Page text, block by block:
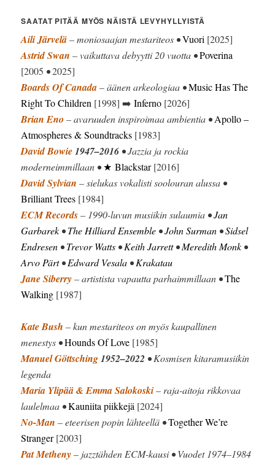
SAATAT PITÄÄ MYÖS NÄISTÄ LEVYHYLLYISTÄ
Aili Järvelä– moniosaajan mestariteos •Vuori [2025]
Astrid Swan – vaikuttava debyytti 20 vuotta •Poverina
[2005 •2025]
Boards Of Canada– äänen arkeologiaa •Music Has The
Right To Children [1998] ➡️Inferno [2026]
Brian Eno – avaruuden inspiroimaa ambientia •Apollo –
Atmospheres & Soundtracks [1983]
David Bowie1947–2016 • Jazzia ja rockia
moderneimmillaan •★ Blackstar[2016]
David Sylvian – sielukas vokalisti soolouran alussa •
Brilliant Trees [1984]
ECM Records– 1990-luvun musiikin sulaumia •Jan
Garbarek •The Hilliard Ensemble •John Surman •Sidsel
Endresen •Trevor Watts •Keith Jarrett•Meredith Monk •
Arvo Pärt•Edward Vesala •Krakatau
Jane Siberry– artistista vapautta parhaimmillaan •The
Walking [1987]
Kate Bush – kun mestariteos on myös kaupallinen
menestys •Hounds Of Love [1985]
Manuel Göttsching1952–2022 • Kosmisen kitaramusiikin
legenda
Maria Ylipää & Emma Salokoski– raja-aitoja rikkovaa
laulelmaa •Kauniita piikkejä [2024]
No-Man – eteerisen popin lähteellä •Together We’re
Stranger[2003]
Pat Metheny– jazztähden ECM-kausi • Vuodet 1974–1984